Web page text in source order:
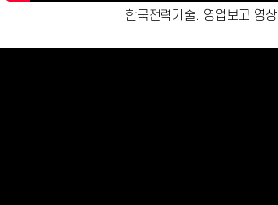
한국전력기술. 영업보고 영상